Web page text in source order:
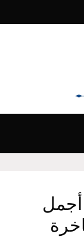
أجمل